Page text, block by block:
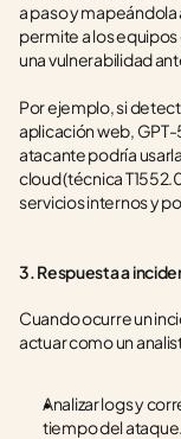
a paso y mapeándola
permite a los
una vulnerabilidad
Por ejemplo, si
aplicación web,
atacante podría
cloud (técnica
servicios internos y
3. Respuesta a
Cuando ocurre un
actuar como un
Analizar logs y
tiempo del ataque.